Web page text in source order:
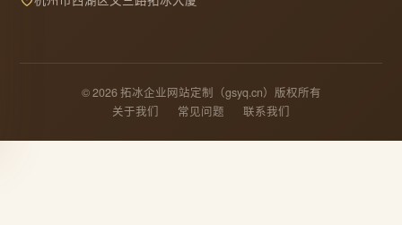
© 2026 拓冰企业网站定制（gsyq.cn）版权所有
关于我们
常见问题 联系我们